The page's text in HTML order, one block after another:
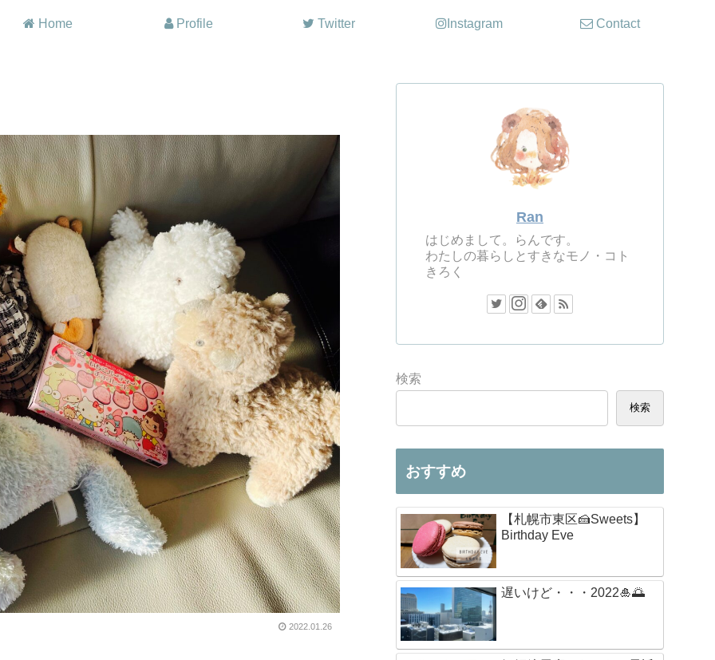
Home Profile Twitter Instagram Contact
2022.01.26
Ran
はじめまして。らんです。
わたしの暮らしとすきなモノ・コト
きろく
検索
検索
おすすめ
【札幌市東区🍰Sweets】
Birthday Eve
遅いけど・・・2022🎍🌅